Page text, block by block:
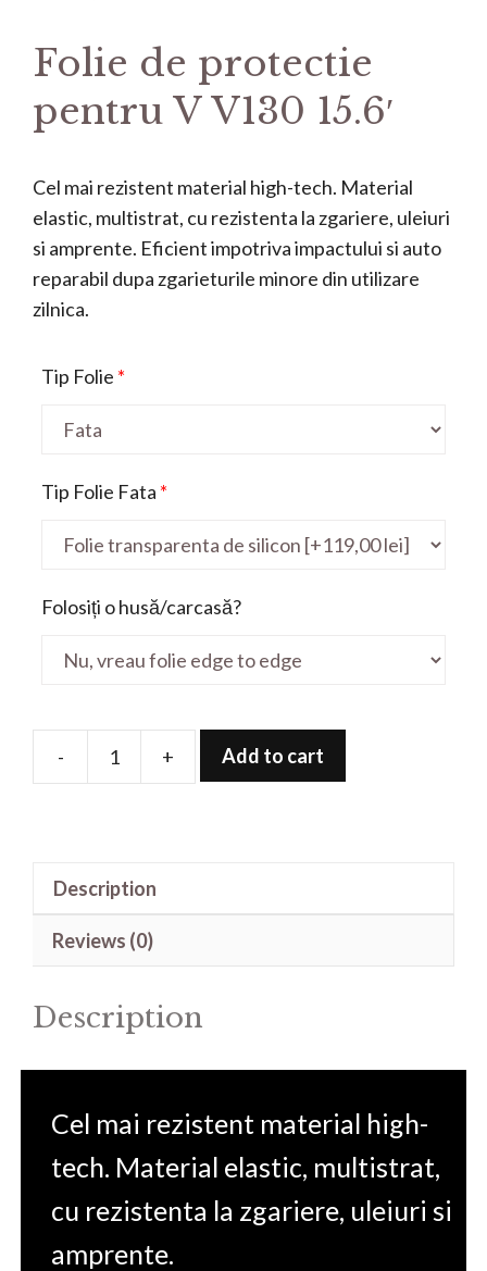
Folie de protectie
pentru V V130 15.6′
Cel mai rezistent material high-tech. Material
elastic, multistrat, cu rezistenta la zgariere, uleiuri
si amprente. Eficient impotriva impactului si auto
reparabil dupa zgarieturile minore din utilizare
zilnica.
Tip Folie *
Tip Folie Fata *
Folosiți o husă/carcasă?
-
Folie
+ Add to cart
Description
Reviews (0)
Description
Cel mai rezistent material high-
tech. Material elastic, multistrat,
cu rezistenta la zgariere, uleiuri si
amprente.